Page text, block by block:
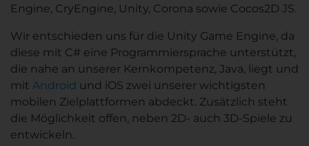
Engine, CryEngine, Unity, Corona sowie Cocos2D JS.
Wir entschieden uns für die Unity Game Engine, da
diese mit C# eine Programmiersprache unterstützt,
die nahe an unserer Kernkompetenz, Java, liegt und
mit Android und iOS zwei unserer wichtigsten
mobilen Zielplattformen abdeckt. Zusätzlich steht
die Möglichkeit offen, neben 2D- auch 3D-Spiele zu
entwickeln.